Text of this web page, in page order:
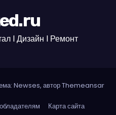
l Дизайн l Ремонт
Newses, авторThemeansar
Карта сайта